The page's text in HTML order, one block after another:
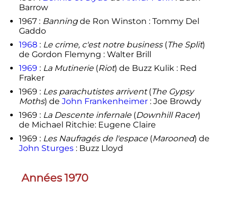
Barrow
1967 : Banningde Ron Winston : Tommy Del
Gaddo
1968: Le crime, c'est notre business(The Split)
de Gordon Flemyng : Walter Brill
1969 : La Mutinerie(Riot) de Buzz Kulik : Red
Fraker
1969 : Les parachutistes arrivent(The Gypsy
Moths) de John Frankenheimer: Joe Browdy
1969 : La Descente infernale(Downhill Racer)
de Michael Ritchie: Eugene Claire
1969 : Les Naufragés de l'espace(Marooned) de
John Sturges: Buzz Lloyd
Années 1970